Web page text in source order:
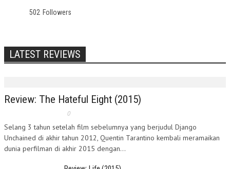
502 Followers
LATEST REVIEWS
Review: The Hateful Eight (2015)
0
Selang 3 tahun setelah film sebelumnya yang berjudul Django
Unchained di akhir tahun 2012, Quentin Tarantino kembali meramaikan
dunia perfilman di akhir 2015 dengan...